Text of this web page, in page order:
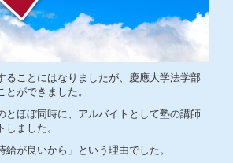
ることにはなりましたが、慶應大学法学部
ができました。
とほぼ同時に、アルバイトとして塾の講師
ました。
が良いから」という理由でした。